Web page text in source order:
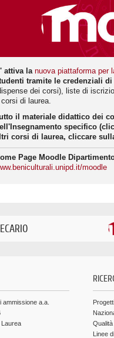
attiva la nuova piattaforma per
tramite le credenziali
dei corsi), liste di
di laurea.
il materiale didattico dei
specifico
corsi di laurea, cliccare
Page Moodle
moodle
ammissione a.a.
Linee